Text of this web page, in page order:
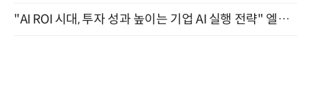
"AI ROI 시대, 투자 성과 높이는 기업 AI 실행 전략" 엘타워 6층 (9월 18일)